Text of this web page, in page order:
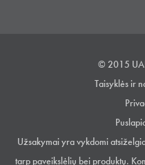
© 2015
Taisyklės ir
Užsakymai yra vykdomi
tarp paveikslėlių bei produktų.